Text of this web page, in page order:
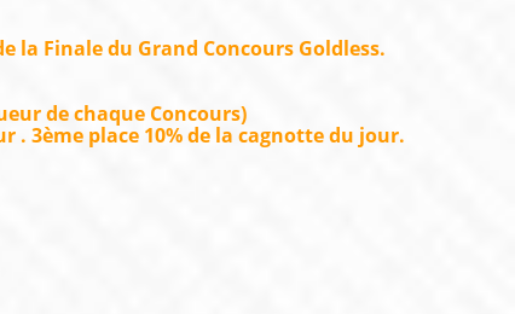
la Finale du Grand Concours Goldless.
de chaque Concours)
. 3ème place 10% de la cagnotte du jour.